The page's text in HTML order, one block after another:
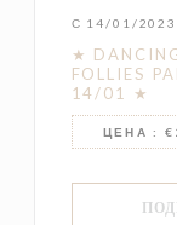
С 14/01/
★
FOLLIES
14/01 ★
ЦЕНА :